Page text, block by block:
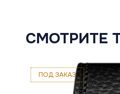
СМОТРИТЕ
ПОД ЗАКАЗ